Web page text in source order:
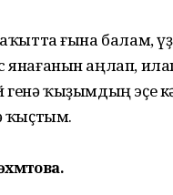
ғына балам,
аңлап,
ҡыҙымдың эҫе
ҡыҫтым.